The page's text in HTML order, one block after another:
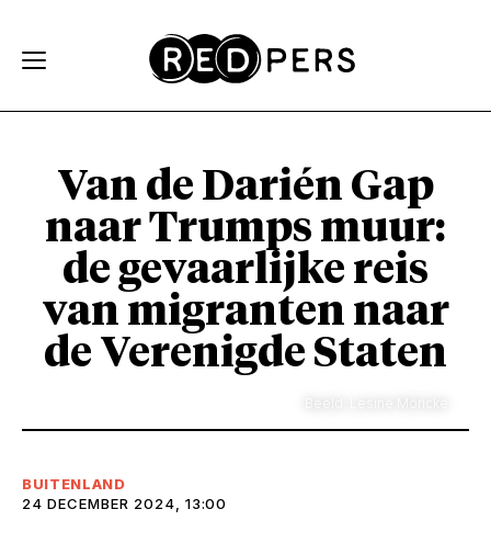
Van de Darién Gap
naar Trumps muur:
de gevaarlijke reis
van migranten naar
de Verenigde Staten
BUITENLAND
24 DECEMBER 2024, 13:00